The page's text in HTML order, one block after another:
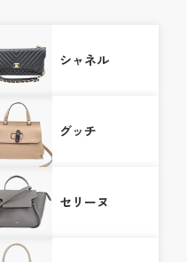
シャネル
グッチ
セリーヌ